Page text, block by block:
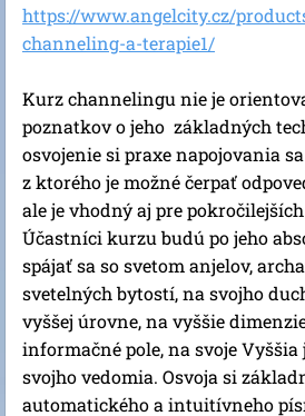
https://www.angelcity.cz/
channeling-a-terapie1/
Kurz channelingu nie je
poznatkov o jeho základných
osvojenie si praxe napojovania
z ktorého je možné čerpať
ale je vhodný aj pre
Účastníci kurzu budú po jeho
spájať sa so svetom anjelov,
svetelných bytostí, na svojho
vyššej úrovne, na vyššie
informačné pole, na svoje
svojho vedomia. Osvoja si
automatického a intuitívneho